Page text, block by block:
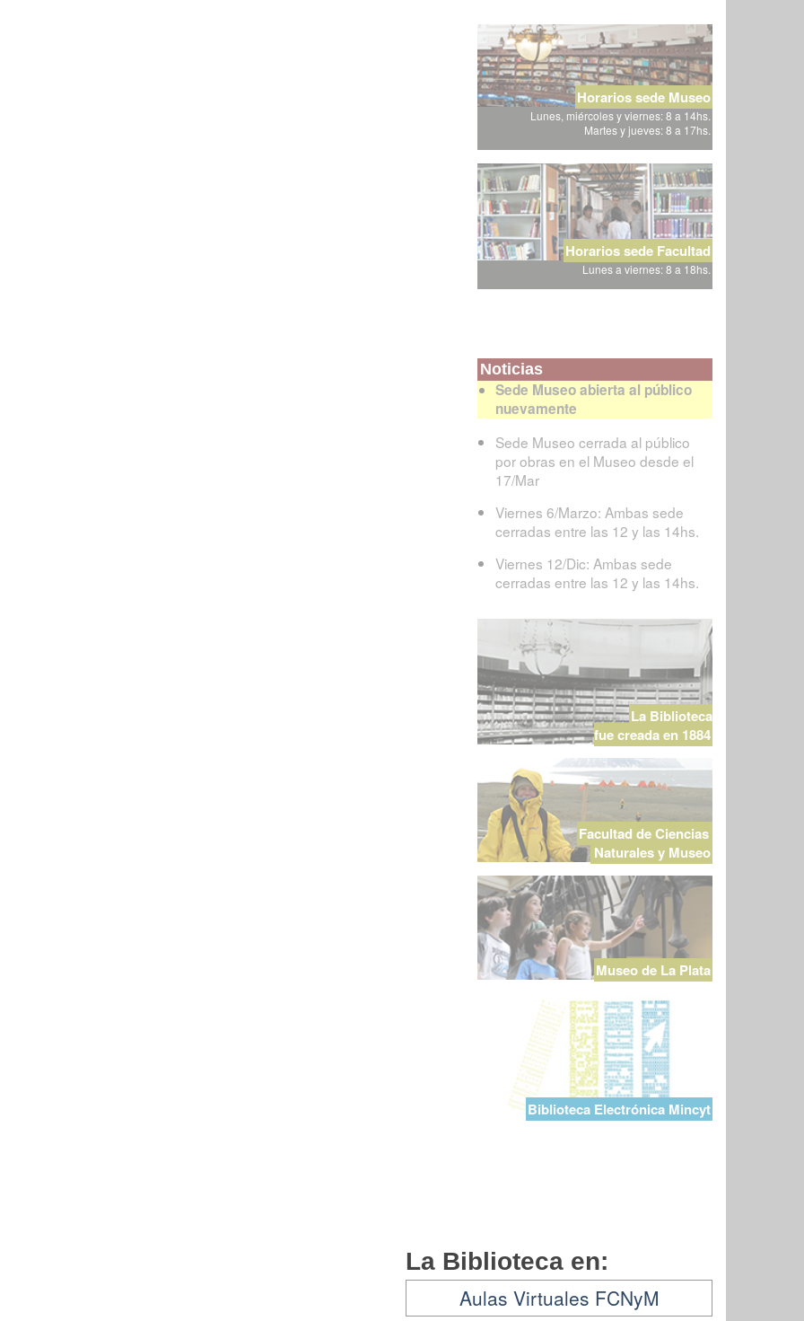
Horarios sede Museo
Lunes, miércoles y viernes: 8 a 14hs.
Martes y jueves: 8 a 17hs.
Horarios sede Facultad
Lunes a viernes: 8 a 18hs.
Noticias
Sede Museo abierta al público
nuevamente
Sede Museo cerrada al público
por obras en el Museo desde el
17/Mar
Viernes 6/Marzo: Ambas sede
cerradas entre las 12 y las 14hs.
Viernes 12/Dic: Ambas sede
cerradas entre las 12 y las 14hs.
La Biblioteca
fue creada en 1884
Facultad de Ciencias
Naturales y Museo
Museo de La Plata
Biblioteca Electrónica Mincyt
La Biblioteca en:
Aulas Virtuales FCNyM